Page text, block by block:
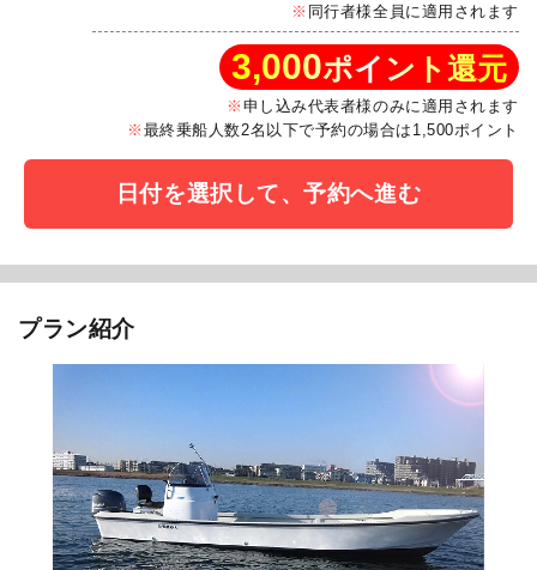
同行者様全員に適用されます
3,000ポイント還元
申し込み代表者様のみに適用されます
最終乗船人数2名以下で予約の場合は1,500ポイント
日付を選択して、予約へ進む
プラン紹介